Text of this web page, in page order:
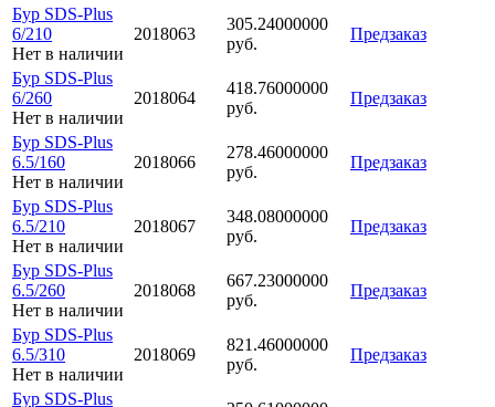
Бур SDS-Plus
6/210
Нет в наличии
2018063
305.24000000
руб.
Предзаказ
Бур SDS-Plus
6/260
Нет в наличии
2018064
418.76000000
руб.
Предзаказ
Бур SDS-Plus
6.5/160
Нет в наличии
2018066
278.46000000
руб.
Предзаказ
Бур SDS-Plus
6.5/210
Нет в наличии
2018067
348.08000000
руб.
Предзаказ
Бур SDS-Plus
6.5/260
Нет в наличии
2018068
667.23000000
руб.
Предзаказ
Бур SDS-Plus
6.5/310
Нет в наличии
2018069
821.46000000
руб.
Предзаказ
Бур SDS-Plus